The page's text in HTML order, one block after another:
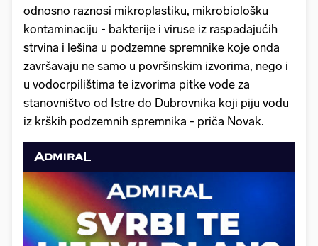
odnosno raznosi mikroplastiku, mikrobiološku
kontaminaciju - bakterije i viruse iz raspadajućih
strvina i lešina u podzemne spremnike koje onda
završavaju ne samo u površinskim izvorima, nego i
u vodocrpilištima te izvorima pitke vode za
stanovništvo od Istre do Dubrovnika koji piju vodu
iz krških podzemnih spremnika - priča Novak.